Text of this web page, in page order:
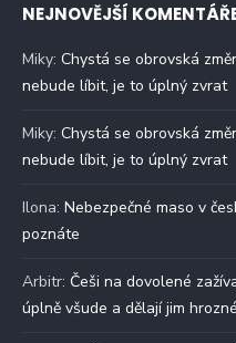
NEJNOVĚJŠÍ
Miky: Chystá se obrovská
nebude líbit, je to úplný zvrat
Miky: Chystá se obrovská
nebude líbit, je to úplný zvrat
Ilona: Nebezpečné maso v
poznáte
Arbitr: Češi na dovolené
úplně všude a dělají jim